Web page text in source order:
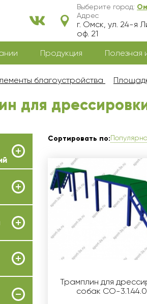
Выберите город:
Адрес
г. Омск, ул. 24-я
оф. 21
Продукция Полезная
благоустройства
для
Сортировать по:
Трамплин для
собак СО-